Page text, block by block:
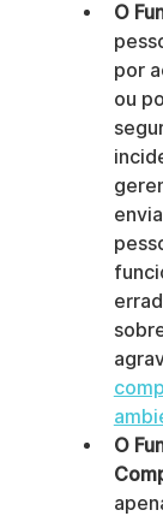
O
por
ou
O